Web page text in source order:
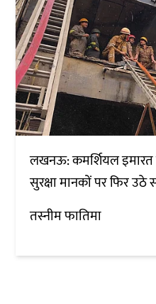
लखनऊ: कमर्शियल
सुरक्षा मानकों पर फिर उठे
तस्नीम फातिमा